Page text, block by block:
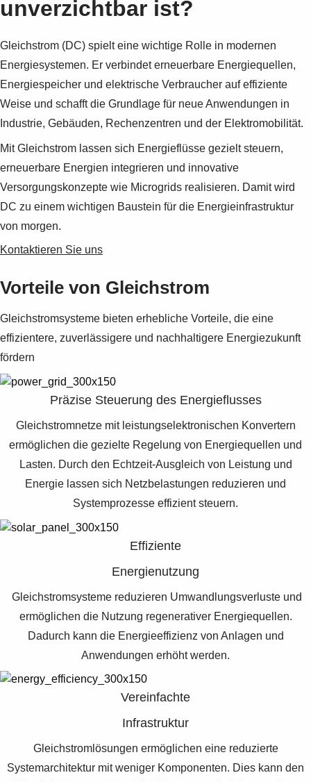
Suggestions
Products
unverzichtbar ist?
Gleichstrom (DC) spielt eine wichtige Rolle in modernen
Energiesystemen. Er verbindet erneuerbare Energiequellen,
Energiespeicher und elektrische Verbraucher auf effiziente
Weise und schafft die Grundlage für neue Anwendungen in
Industrie, Gebäuden, Rechenzentren und der Elektromobilität.
Mit Gleichstrom lassen sich Energieflüsse gezielt steuern,
erneuerbare Energien integrieren und innovative
Versorgungskonzepte wie Microgrids realisieren. Damit wird
DC zu einem wichtigen Baustein für die Energieinfrastruktur
von morgen.
Kontaktieren Sie uns
Vorteile von Gleichstrom
Gleichstromsysteme bieten erhebliche Vorteile, die eine
effizientere, zuverlässigere und nachhaltigere Energiezukunft
fördern
Präzise Steuerung des Energieflusses
Gleichstromnetze mit leistungselektronischen Konvertern
ermöglichen die gezielte Regelung von Energiequellen und
Lasten. Durch den Echtzeit-Ausgleich von Leistung und
Energie lassen sich Netzbelastungen reduzieren und
Systemprozesse effizient steuern.
Effiziente
Energienutzung
Gleichstromsysteme reduzieren Umwandlungsverluste und
ermöglichen die Nutzung regenerativer Energiequellen.
Dadurch kann die Energieeffizienz von Anlagen und
Anwendungen erhöht werden.
Vereinfachte
Infrastruktur
Gleichstromlösungen ermöglichen eine reduzierte
Systemarchitektur mit weniger Komponenten. Dies kann den